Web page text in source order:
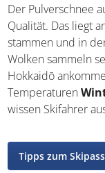
Der Pulverschnee
Qualität. Das liegt
stammen und in
Wolken sammeln
Hokkaidō
Temperaturen
wissen Skifahrer
Tipps zum Skipass